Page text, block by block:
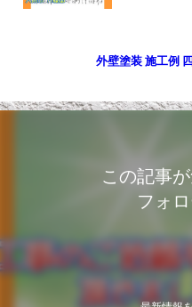
外壁塗装 施工例
この記事
フォ